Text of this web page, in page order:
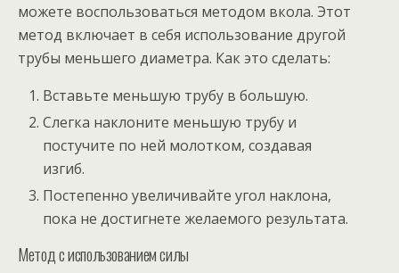
можете воспользоваться методом вкола. Этот
метод включает в себя использование другой
трубы меньшего диаметра. Как это сделать:
Вставьте меньшую трубу в большую.
Слегка наклоните меньшую трубу и
постучите по ней молотком, создавая
изгиб.
Постепенно увеличивайте угол наклона,
пока не достигнете желаемого результата.
Метод с использованием силы